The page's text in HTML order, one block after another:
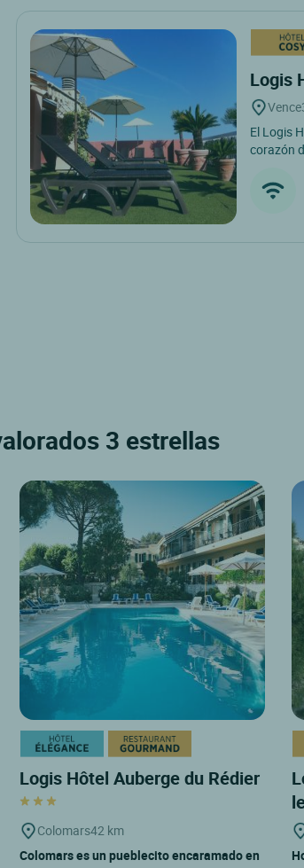
Logis
Vence
El Logis
corazón
3 estrellas
Logis Hôtel Auberge du Rédier
Colomars42 km
Colomars es un pueblecito encaramado en